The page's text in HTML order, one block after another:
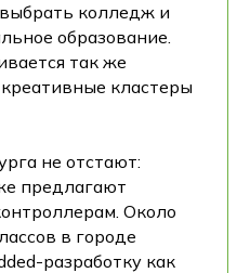
колледж и
образование.
так же
кластеры
не отстают:
предлагают
Около
в городе
разработку как